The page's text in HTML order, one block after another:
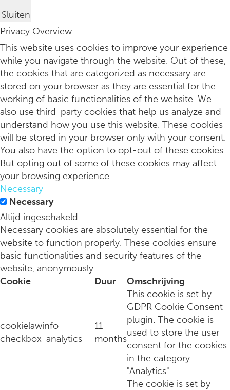
De evolutie van de wasmachine: efficiëntie, technologie en
Nieuwe buren? Zo breek je het ijs en krijg je warm contact
Wijnliefhebbers kunnen op maandag bij Bisous
Sluiten
Privacy Overview
This website uses cookies to improve your experience
while you navigate through the website. Out of these,
the cookies that are categorized as necessary are
stored on your browser as they are essential for the
working of basic functionalities of the website. We
also use third-party cookies that help us analyze and
understand how you use this website. These cookies
will be stored in your browser only with your consent.
You also have the option to opt-out of these cookies.
But opting out of some of these cookies may affect
your browsing experience.
Necessary
Necessary
Altijd ingeschakeld
Necessary cookies are absolutely essential for the
website to function properly. These cookies ensure
basic functionalities and security features of the
website, anonymously.
Cookie
Duur Omschrijving
cookielawinfo-
checkbox-analytics
11
months
This cookie is set by
GDPR Cookie Consent
plugin. The cookie is
used to store the user
consent for the cookies
in the category
"Analytics".
The cookie is set by